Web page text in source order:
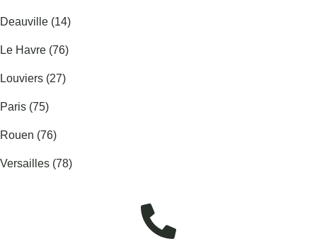
Deauville (14)
Le Havre (76)
Louviers (27)
Paris (75)
Rouen (76)
Versailles (78)